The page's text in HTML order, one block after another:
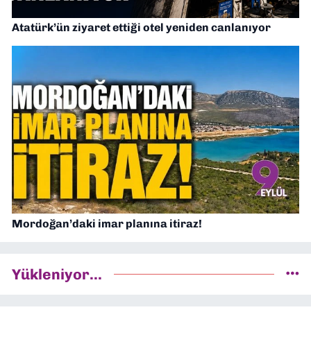
Atatürk’ün ziyaret ettiği otel yeniden canlanıyor
Mordoğan’daki imar planına itiraz!
Yükleniyor...